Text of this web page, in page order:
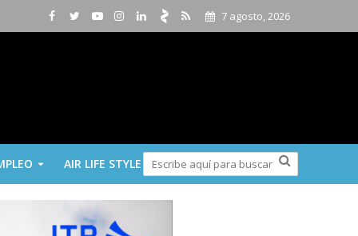
7 agosto, 2026
AIR LIFE STYLE